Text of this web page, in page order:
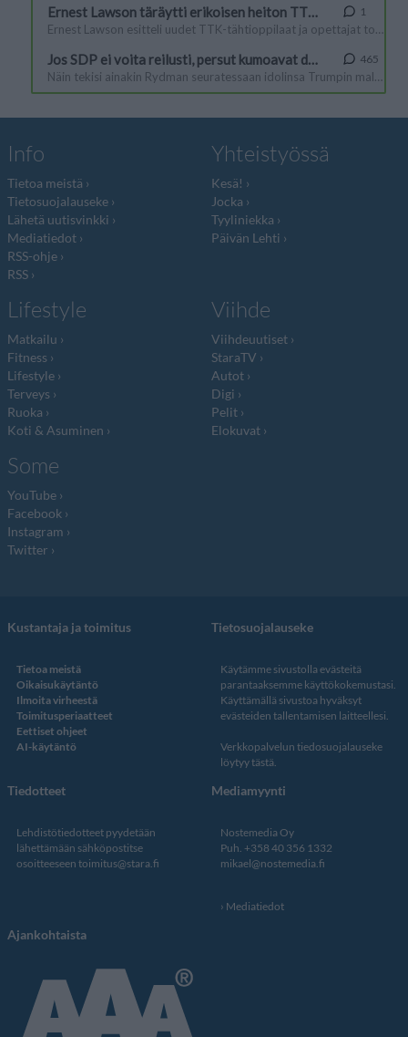
Info
Tietoa meistä
Tietosuojalauseke
Lähetä uutisvinkki
Mediatiedot
RSS-ohje
RSS
Yhteistyössä
Kesä!
Jocka
Tyyliniekka
Päivän Lehti
Lifestyle
Matkailu
Fitness
Lifestyle
Terveys
Ruoka
Koti & Asuminen
Viihde
Viihdeuutiset
StaraTV
Autot
Digi
Pelit
Elokuvat
Some
YouTube
Facebook
Instagram
Twitter
Kustantaja ja toimitus
Tietoa meistä
Oikaisukäytäntö
Ilmoita virheestä
Toimitusperiaatteet
Eettiset ohjeet
AI-käytäntö
Tietosuojalauseke
Käytämme sivustolla evästeitä
parantaaksemme käyttökokemustasi.
Käyttämällä sivustoa hyväksyt
evästeiden tallentamisen laitteellesi.
Verkkopalvelun tiedosuojalauseke
löytyy tästä.
Tiedotteet
Lehdistötiedotteet pyydetään
lähettämään sähköpostitse
osoitteeseen toimitus@stara.fi
Mediamyynti
Nostemedia Oy
Puh. +358 40 356 1332
mikael@nostemedia.fi
Mediatiedot
Ajankohtaista